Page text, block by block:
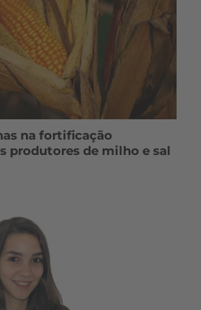
na fortificação
produtores de milho e sal